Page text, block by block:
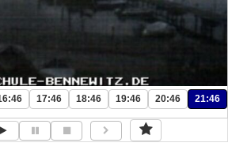
17:46 18:46 19:46 20:46 21:46